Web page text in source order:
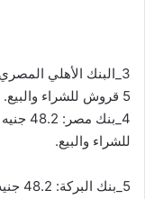
5 قروش للشراء والبيع.
للشراء والبيع.